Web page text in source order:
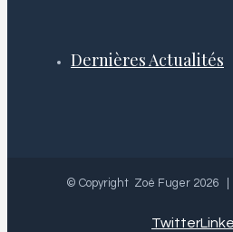
Dernières Actualités
© Copyright Zoé Fuger 2026 |
Twitter